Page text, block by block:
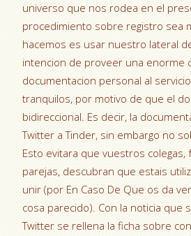
universo que nos rodea en el
procedimiento sobre registro sea
hacemos es usar nuestro lateral
intencion de proveer una enorme
documentacion personal al
tranquilos, por motivo de que el
bidireccional. Es decir, la
Twitter a Tinder, sin embargo no
Esto evitara que vuestros colegas,
parejas, descubran que estais
unir (por En Caso De Que os da
cosa parecido). Con la noticia que
Twitter se rellena la ficha sobre